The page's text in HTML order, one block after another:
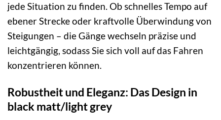
jede Situation zu finden. Ob schnelles Tempo auf
ebener Strecke oder kraftvolle Überwindung von
Steigungen – die Gänge wechseln präzise und
leichtgängig, sodass Sie sich voll auf das Fahren
konzentrieren können.
Robustheit und Eleganz: Das Design in
black matt/light grey